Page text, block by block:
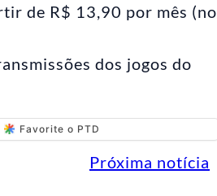
de R$ 13,90 por mês (no
dos jogos do
Favorite o PTD
Próxima notícia